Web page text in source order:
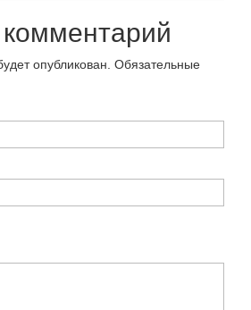
опубликован. Обязательные